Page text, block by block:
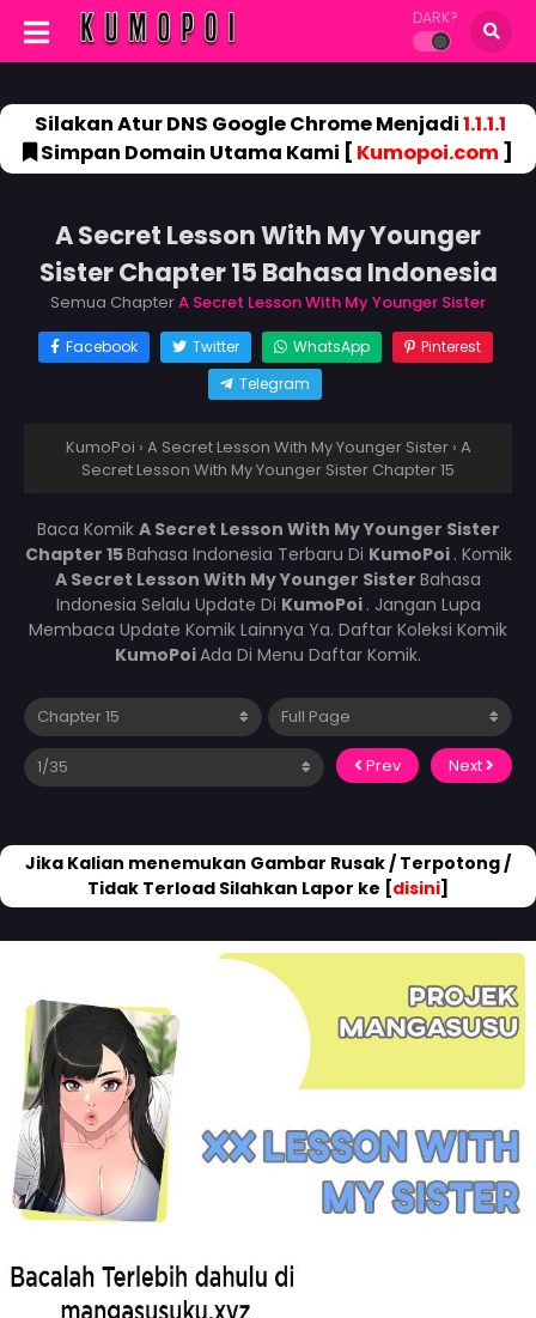
DARK?
Silakan Atur DNS Google Chrome Menjadi1.1.1.1
Simpan Domain Utama Kami [ Kumopoi.com]
A Secret Lesson With My Younger
Sister Chapter 15 Bahasa Indonesia
Semua ChapterA Secret Lesson With My Younger Sister
Facebook Twitter WhatsApp
Pinterest
Telegram
KumoPoi › A Secret Lesson With My Younger Sister › A
Secret Lesson With My Younger Sister Chapter 15
Baca Komik A Secret Lesson With My Younger Sister
Chapter 15Bahasa Indonesia Terbaru Di KumoPoi . Komik
A Secret Lesson With My Younger Sister Bahasa
Indonesia Selalu Update Di KumoPoi . Jangan Lupa
Membaca Update Komik Lainnya Ya. Daftar Koleksi Komik
KumoPoiAda Di Menu Daftar Komik.
Prev Next
Jika Kalian menemukan Gambar Rusak / Terpotong /
Tidak Terload Silahkan Lapor ke [disini]